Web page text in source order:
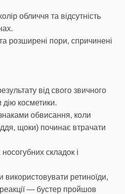
обличчя та відсутність
розширені пори, спричинені
від свого звичного
дію косметики.
обвисання, коли
щоки) починає втрачати
складок і
використовувати ретиноїди,
— бустер пройшов